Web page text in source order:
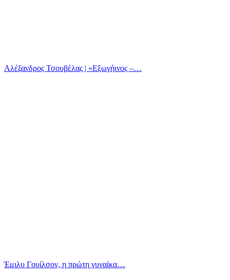
Αλέξανδρος Τσουβέλας | «Εξωγήινος –…
Έμιλυ Γουίλσον, η πρώτη γυναίκα…